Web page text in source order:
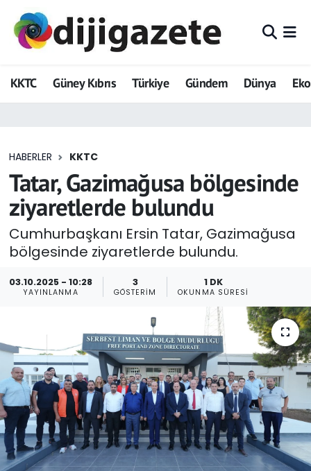
KKTC Güney Kıbrıs Türkiye Gündem Dünya
HABERLER KKTC
Tatar, Gazimağusa bölgesinde
ziyaretlerde bulundu
Cumhurbaşkanı Ersin Tatar, Gazimağusa
bölgesinde ziyaretlerde bulundu.
03.10.2025 - 10:28
YAYINLANMA
3
GÖSTERIM
1 DK
OKUNMA SÜRESI
ADVERTORIAL
Dijigazete
Eğitim
Ekonomi
Foto Galeri
GEZİ
Güncel
Gündem
KKTC
KKTC YEREL SEÇİM 2018
Kültür Sanat
Hava Durumu
Trafik Durumu
Tüm Manşetler
Son Dakika Haberleri
Haber Arşivi